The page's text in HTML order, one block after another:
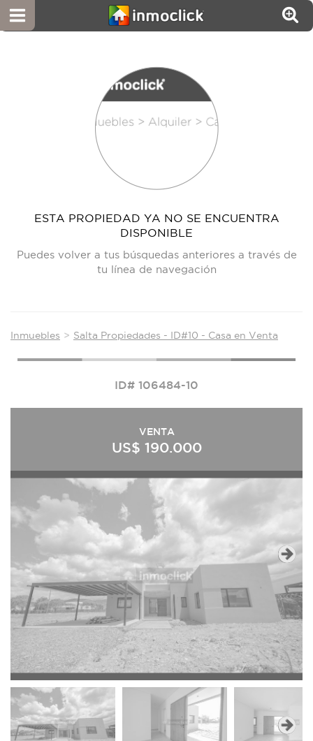
ESTA PROPIEDAD YA NO SE ENCUENTRA
DISPONIBLE
Puedes volver a tus búsquedas anteriores a través de
tu línea de navegación
Inmuebles Salta Propiedades - ID#10 - Casa en Venta
ID# 106484-10
VENTA
US$ 190.000